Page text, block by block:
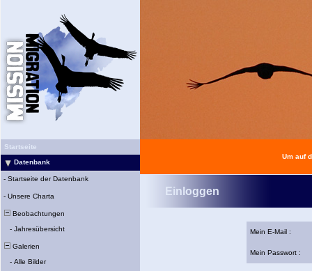
Startseite
Datenbank
- Startseite der Datenbank
- Unsere Charta
Beobachtungen
- Jahresübersicht
Galerien
- Alle Bilder
Um auf
Einloggen
Mein E-Mail :
Mein Passwort :